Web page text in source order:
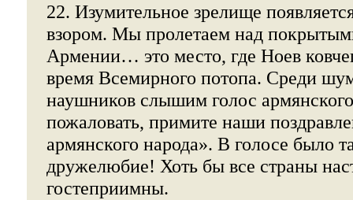
22. Изумительное зрелище
взором. Мы пролетаем над
Армении… это место, где Ноев
время Всемирного потопа. Среди
наушников слышим голос
пожаловать, примите наши
армянского народа». В голосе было
дружелюбие! Хоть бы все страны
гостеприимны.